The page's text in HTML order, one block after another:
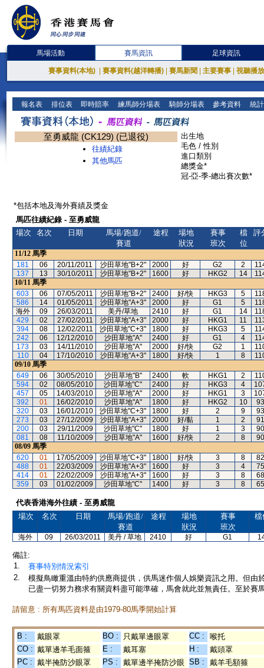
馬場活動 賽馬資訊 足球資訊
賽事資料(本地) 賽事資料(越洋轉播) 賽馬新聞 主要賽事 視聽播
報名表 排位表 即時賠率 練馬師分場表 騎師分場表 參考資料 統
至勇威龍 (CK129) (已退役)
往績紀錄
其他馬匹
出生地
毛色 / 性別
進口類別
總獎金*
冠-亞-季-總出賽次數*
*包括本地及海外賽績及獎金
馬匹往績紀錄 - 至勇威龍
場次
名次 日期
馬場/跑道/
賽道
途程
場地
狀況
賽事
班次
檔
位
評
11/12 馬季
181
06 20/11/2011 沙田草地"B+2" 2000 好 G2 2
137
13 30/10/2011 沙田草地"B+2" 1600 好 HKG2 14
10/11 馬季
603
06 07/05/2011 沙田草地"B+2" 2400 好/快 HKG3 5
586
14 01/05/2011 沙田草地"A+3" 2000 好 G1 5
海外
09 26/03/2011 美丹/草地 2410 好 G1 14
429
02 27/02/2011 沙田草地"A+3" 2000 好 HKG1 11
394
08 12/02/2011 沙田草地"C+3" 1800 好 HKG3 5
242
06 12/12/2010 沙田草地"A" 2400 好 G1 4
173
03 14/11/2010 沙田草地"A" 2000 好/快 G2 1
110
04 17/10/2010 沙田草地"A+3" 1800 好/快 1 8
09/10 馬季
649
06 30/05/2010 沙田草地"B" 2400 軟 HKG1 2
594
02 08/05/2010 沙田草地"C" 2400 好 HKG3 4
457
05 14/03/2010 沙田草地"A" 2000 好 HKG1 3
392
01 16/02/2010 沙田草地"A" 1800 好 HKG2 10
93
320
03 16/01/2010 沙田草地"C+3" 1800 好 2 9
93
273
03 27/12/2009 沙田草地"A+3" 2000 好/黏 1 2
91
200
03 29/11/2009 沙田草地"C" 1800 好 1 3
90
081
08 11/10/2009 沙田草地"A" 1600 好/快 2 8
90
08/09 馬季
620
01 17/05/2009 沙田草地"C+3" 1800 好/快 3 8
82
488
01 22/03/2009 沙田草地"A+3" 1600 好 3 4
75
414
01 22/02/2009 沙田草地"A+3" 1600 好 3 8
68
359
03 01/02/2009 沙田草地"C" 1400 好 3 8 65
代表香港海外往績 - 至勇威龍
場次
名次 日期
馬場/跑道/
賽道
途程
場地
狀況
賽事
班次
檔
海外 09 26/03/2011 美丹 / 草地 2410 好 G1
備註:
1.
賽事特別情況索引
2.
模擬鳥瞰重溫由特約供應商提供，供馬迷作個人娛樂資訊之用。但
已盡一切努力務求有關資料盡可能準確，馬會就此並無責任。至於賽
請留意 : 所有馬匹資料是由1979-80馬季開始計算
B : 戴眼罩 BO : 只戴單邊眼罩 CC :
喉托
CO : 戴單邊羊毛面箍 E : 戴耳塞 H :
戴頭罩
PC : 戴半掩防沙眼罩 PS :
戴單邊半掩防沙眼 SB : 戴羊毛額箍